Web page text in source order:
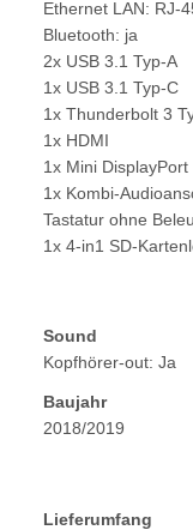
Ethernet LAN: RJ-
Bluetooth: ja
2x USB 3.1 Typ-A
1x USB 3.1 Typ-C
1x Thunderbolt 3
1x HDMI
1x Mini DisplayPort
1x Kombi-
Tastatur ohne
1x 4-in1 SD-
Sound
Kopfhörer-out: Ja
Baujahr
2018/2019
Lieferumfang